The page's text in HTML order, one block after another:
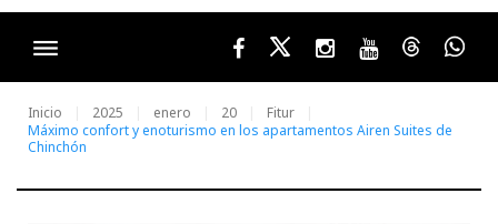
FacebookTwitterInstagram
YoutubeThreads
Inicio 2025 enero 20
Fitur
Máximo confort y enoturismo en los apartamentos Airen Suites de
Chinchón